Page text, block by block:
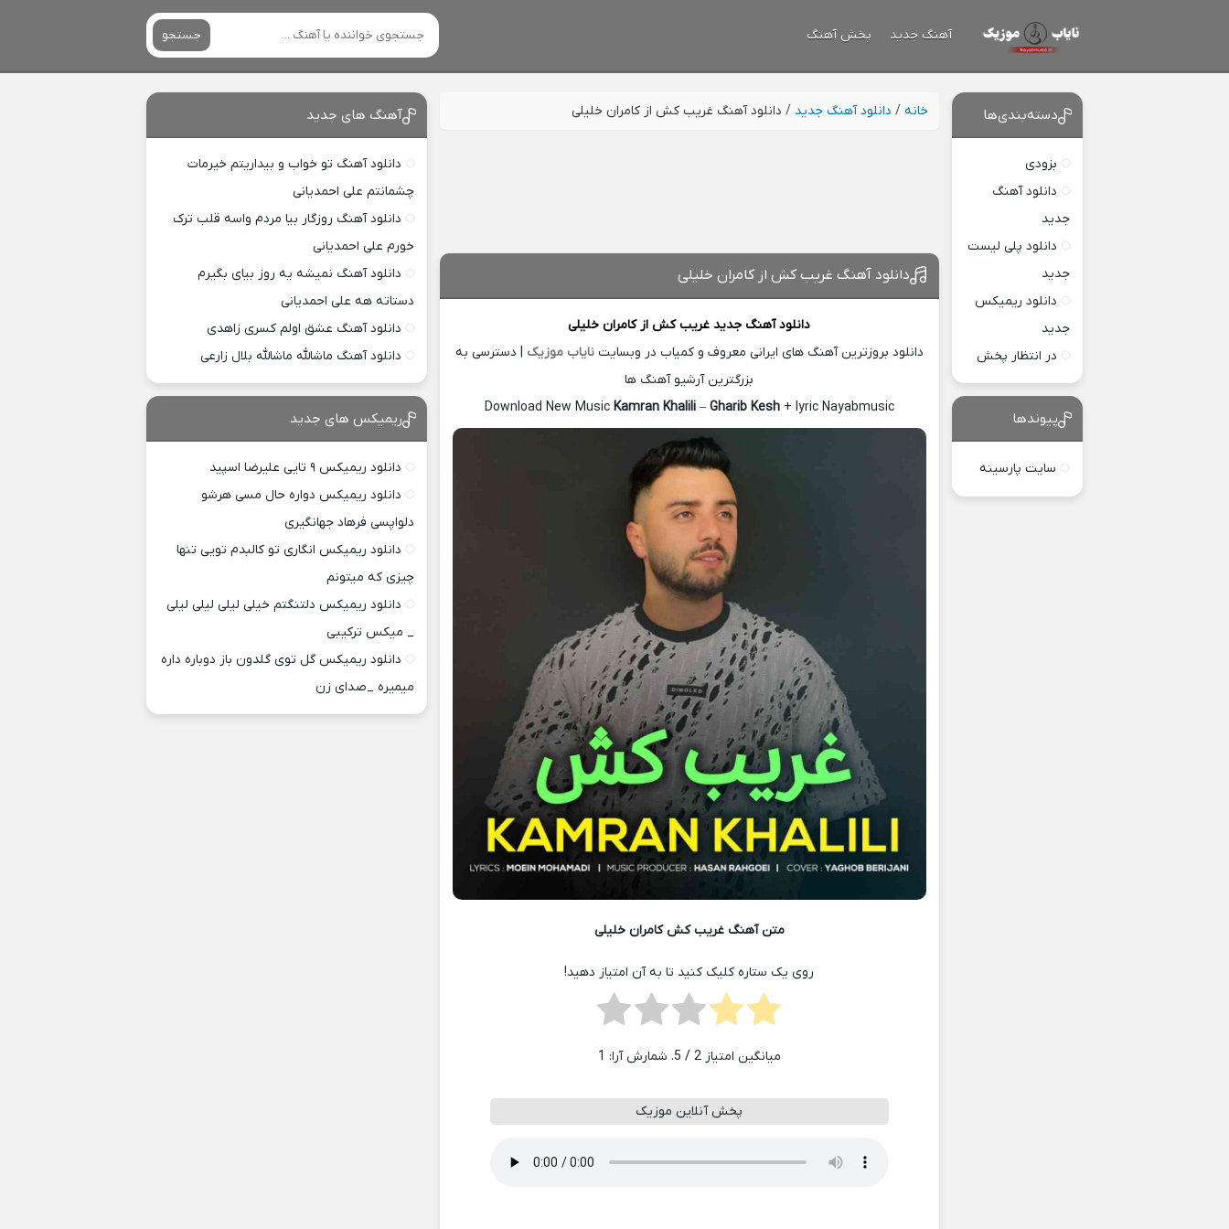
آهنگ جدید پخش آهنگ جستجو
خانه / دانلود آهنگ جدید / دانلود آهنگ غریب کش از کامران خلیلی
دانلود آهنگ غریب کش از کامران خلیلی
دانلود آهنگ جدیدغریب کش ازکامران خلیلی
دانلود بروزترین آهنگ های ایرانی معروف و کمیاب در وبسایتنایاب موزیک | دسترسی به
بزرگترین آرشیو آهنگ ها
Download New Music Kamran Khalili– Gharib Kesh+ lyric Nayabmusic
متن آهنگ غریب کش کامران خلیلی
روی یک ستاره کلیک کنید تا به آن امتیاز دهید!
میانگین امتیاز2 / 5. شمارش آرا: 1
پخش آنلاین موزیک
دسته‌بندی‌ها
بزودی
دانلود آهنگ
جدید
دانلود پلی لیست
جدید
دانلود ریمیکس
جدید
در انتظار پخش
پیوندها
سایت پارسینه
آهنگ های جدید
دانلود آهنگ تو خواب و بیداریتم خیرمات
چشمانتم علی احمدیانی
دانلود آهنگ روزگار بیا مردم واسه قلب ترک
خورم علی احمدیانی
دانلود آهنگ نمیشه یه روز بیای بگیرم
دستاته هه علی احمدیانی
دانلود آهنگ عشق اولم کسری زاهدی
دانلود آهنگ ماشالله ماشالله بلال زارعی
ریمیکس های جدید
دانلود ریمیکس ۹ تایی علیرضا اسپید
دانلود ریمیکس دواره حال مسی هرشو
دلواپسی فرهاد جهانگیری
دانلود ریمیکس انگاری تو کالبدم تویی تنها
چیزی که میتونم
دانلود ریمیکس دلتنگتم خیلی لیلی لیلی لیلی
_ میکس ترکیبی
دانلود ریمیکس گل توی گلدون باز دوباره داره
میمیره _صدای زن